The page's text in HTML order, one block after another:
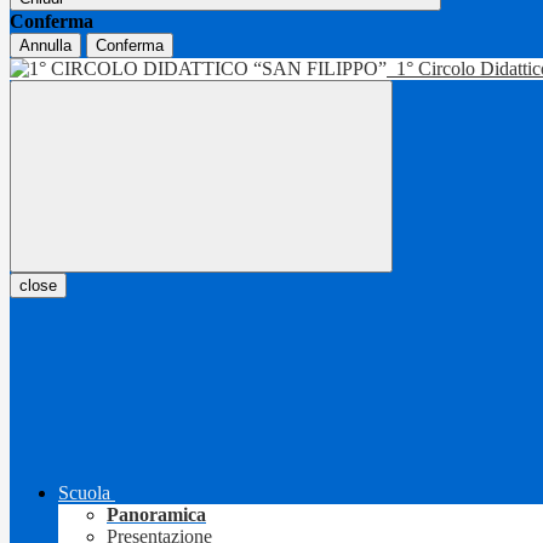
Conferma
Annulla Conferma
1° Circolo
close
Scuola
Panoramica
Presentazione